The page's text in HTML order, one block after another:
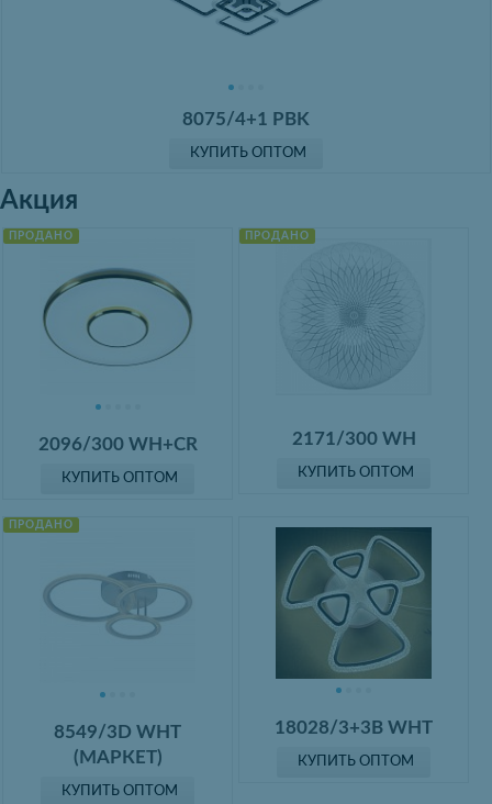
8075/4+1 PBK
КУПИТЬ ОПТОМ
Акция
ПРОДАНО
2096/300 WH+CR
КУПИТЬ ОПТОМ
ПРОДАНО
2171/300 WH
КУПИТЬ ОПТОМ
ПРОДАНО
8549/3D WHT
(МАРКЕТ)
КУПИТЬ ОПТОМ
18028/3+3B WHT
КУПИТЬ ОПТОМ